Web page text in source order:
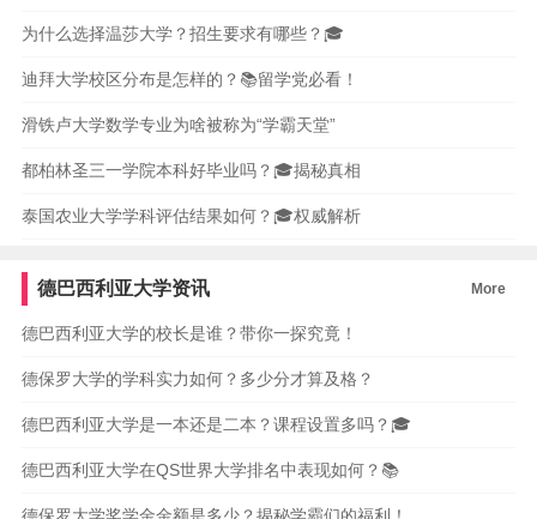
为什么选择温莎大学？招生要求有哪些？🎓
迪拜大学校区分布是怎样的？📚留学党必看！
滑铁卢大学数学专业为啥被称为“学霸天堂”
都柏林圣三一学院本科好毕业吗？🎓揭秘真相
泰国农业大学学科评估结果如何？🎓权威解析
德巴西利亚大学资讯 More
德巴西利亚大学的校长是谁？带你一探究竟！
德保罗大学的学科实力如何？多少分才算及格？
德巴西利亚大学是一本还是二本？课程设置多吗？🎓
德巴西利亚大学在QS世界大学排名中表现如何？📚